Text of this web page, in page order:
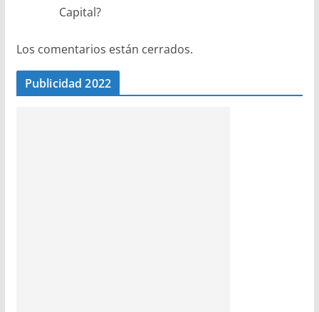
Capital?
Los comentarios están cerrados.
Publicidad 2022